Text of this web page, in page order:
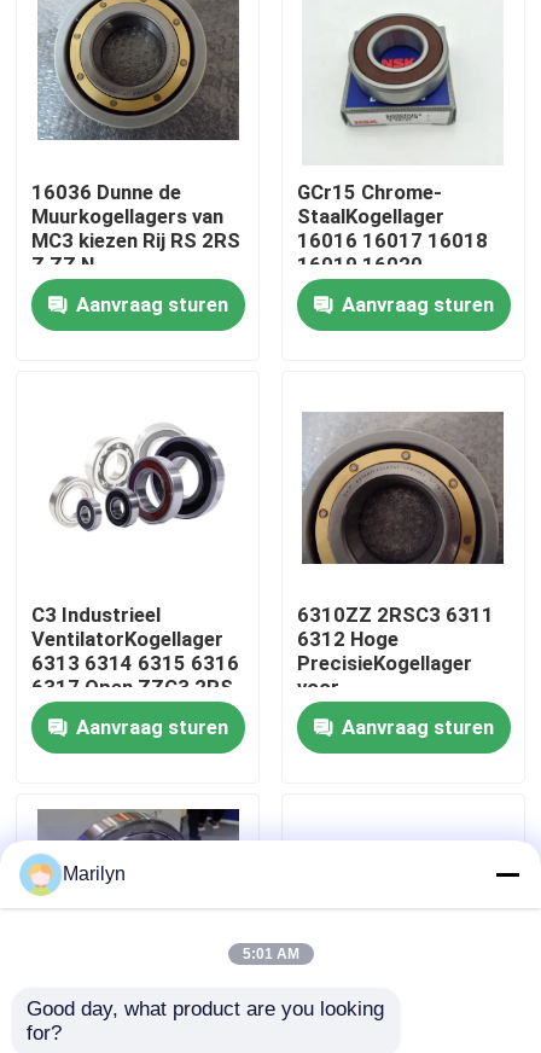
Ongeveer ons
Kwaliteitscontrole
Contacteer ons
Nieuws
Gevallen
Sferisch Rollager
16036 Dunne de
Muurkogellagers van
MC3 kiezen Rij RS 2RS
Z ZZ N
180X280X31mm uit
Aanvraag sturen
GCr15 Chrome-
StaalKogellager
16016 16017 16018
16019 16020
Aanvraag sturen
C3 Industrieel
VentilatorKogellager
6313 6314 6315 6316
6317 Open ZZC3 2RS
RZ
Aanvraag sturen
6310ZZ 2RSC3 6311
6312 Hoge
PrecisieKogellager
voor
Landbouwmachines
Aanvraag sturen
Enig het
Marilyn
5:01 AM
Good day, what product are you looking
for?